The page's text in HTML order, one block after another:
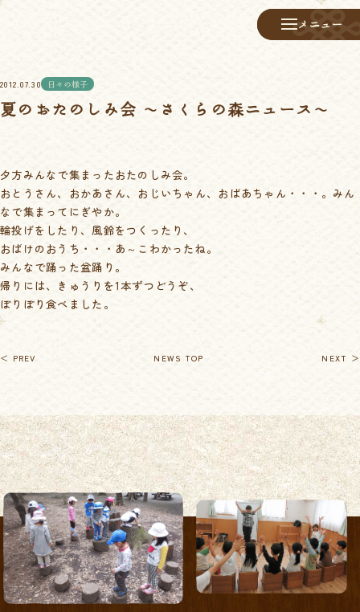
メニュー
メニュー
2012.07.30 日々の様子
夏のおたのしみ会 ～さくらの森ニュース～
夕方みんなで集まったおたのしみ会。
おとうさん、おかあさん、おじいちゃん、おばあちゃん・・・。みん
なで集まってにぎやか。
輪投げをしたり、風鈴をつくったり、
おばけのおうち・・・あ～こわかったね。
みんなで踊った盆踊り。
帰りには、きゅうりを1本ずつどうぞ、
ぽりぽり食べました。
＜ PREV NEWS TOP NEXT ＞